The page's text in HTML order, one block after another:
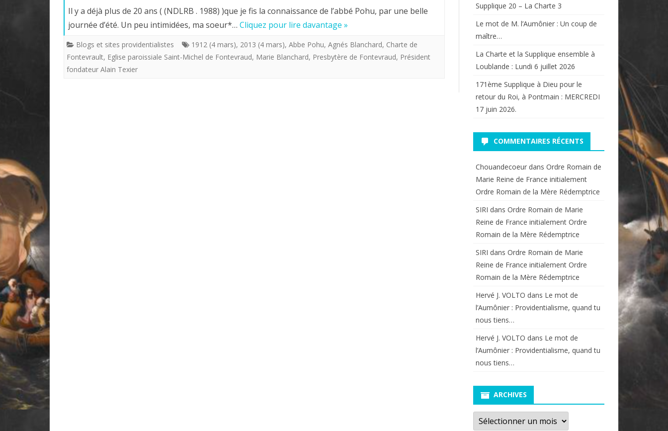
FONTEVRISTE.
de
Il y a déjà plus de 20 ans ( (NDLRB . 1988) )que je fis la connaissance de l’abbé Pohu, par une belle
journée d’été. Un peu intimidées, ma soeur*… Cliquez pour lire davantage »
Blogs et sites providentialistes 1912 (4 mars), 2013 (4 mars), Abbe Pohu, Agnés Blanchard, Charte de
Fontevrault, Eglise paroissiale Saint-Michel de Fontevraud, Marie Blanchard, Presbytère de Fontevraud, Président
fondateur Alain Texier
Supplique 20 – La Charte 3
Le mot de M. l’Aumônier : Un coup de
maître…
La Charte et la Supplique ensemble à
Loublande : Lundi 6 juillet 2026
171ème Supplique à Dieu pour le
retour du Roi, à Pontmain : MERCREDI
17 juin 2026.
COMMENTAIRES RÉCENTS
Chouandecoeurdans Ordre Romain de
Marie Reine de France initialement
Ordre Romain de la Mère Rédemptrice
SIRI dans Ordre Romain de Marie
Reine de France initialement Ordre
Romain de la Mère Rédemptrice
SIRI dans Ordre Romain de Marie
Reine de France initialement Ordre
Romain de la Mère Rédemptrice
Hervé J. VOLTO dans Le mot de
l’Aumônier : Providentialisme, quand tu
nous tiens…
Hervé J. VOLTO dans Le mot de
l’Aumônier : Providentialisme, quand tu
nous tiens…
ARCHIVES
Archives